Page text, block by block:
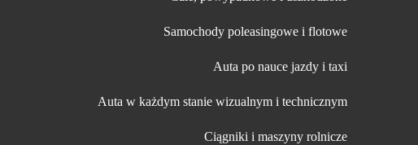
Samochody poleasingowe i flotowe
Auta po nauce jazdy i taxi
Auta w każdym stanie wizualnym i technicznym
Ciągniki i maszyny rolnicze